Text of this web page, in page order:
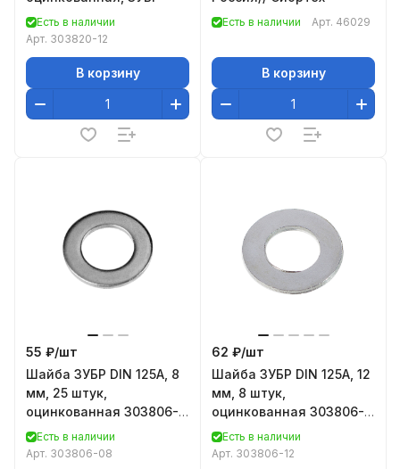
Есть в наличии
Арт. 303820-12
В корзину
Есть в наличии Арт. 46029
В корзину
55 ₽/шт
Шайба ЗУБР DIN 125A, 8
мм, 25 штук,
оцинкованная 303806-
08Есть в наличии
Арт. 303806-08
62 ₽/шт
Шайба ЗУБР DIN 125A, 12
мм, 8 штук,
оцинкованная 303806-
12Есть в наличии
Арт. 303806-12